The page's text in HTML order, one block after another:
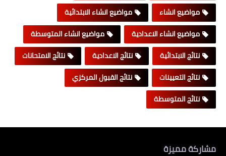
مواضيع انشاء
مواضيع انشاء الابتدائية
مواضيع انشاء الاعدادية
مواضيع انشاء المتوسطة
نتائج الابتدائية
نتائج الاعدادية
نتائج الامتحانات
نتائج التعيينات
نتائج القبول المركزي
نتائج المتوسطة
مشاركة مميزة